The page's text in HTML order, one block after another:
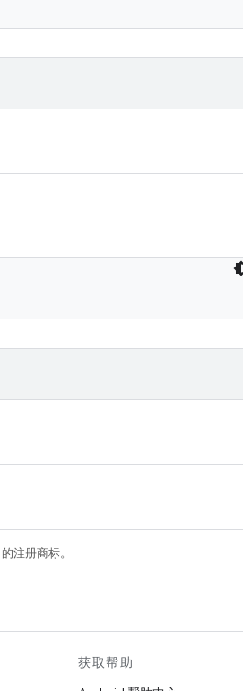
注册商标。
获取帮助